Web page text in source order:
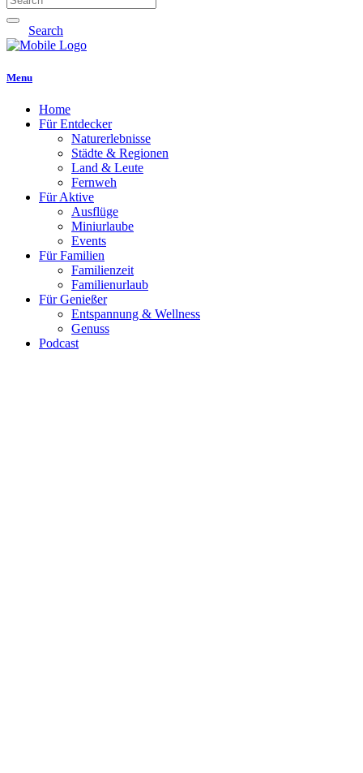
Search
Menu
Home
Für Entdecker
Naturerlebnisse
Städte & Regionen
Land & Leute
Fernweh
Für Aktive
Ausflüge
Miniurlaube
Events
Für Familien
Familienzeit
Familienurlaub
Für Genießer
Entspannung & Wellness
Genuss
Podcast